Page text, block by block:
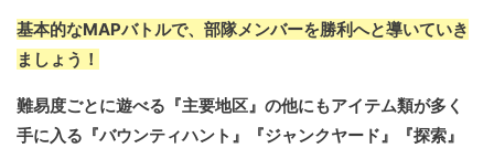
基本的なMAPバトルで、部隊メンバーを勝利へと導いていき
ましょう！
難易度ごとに遊べる『主要地区』の他にもアイテム類が多く
手に入る『バウンティハント』『ジャンクヤード』『探索』